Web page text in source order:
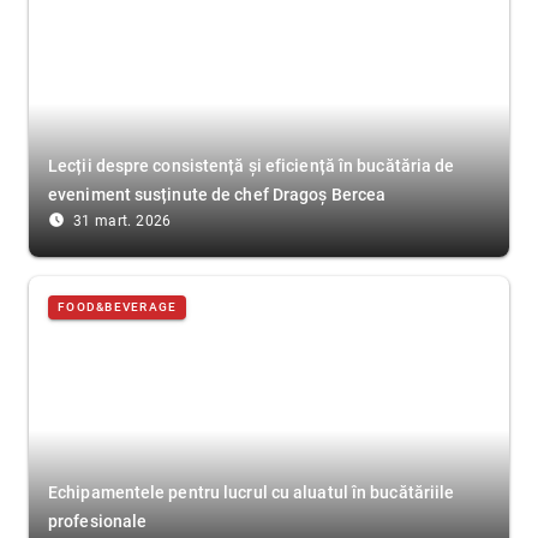
Lecții despre consistență și eficiență în bucătăria de
eveniment susținute de chef Dragoș Bercea
access_time_filled 31 mart. 2026
FOOD&BEVERAGE
Echipamentele pentru lucrul cu aluatul în bucătăriile
profesionale